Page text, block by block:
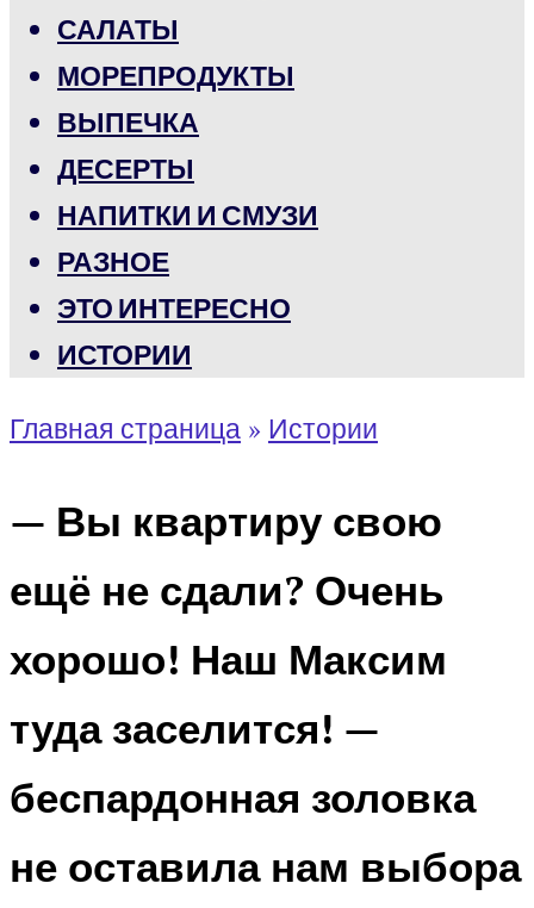
САЛАТЫ
МОРЕПРОДУКТЫ
ВЫПЕЧКА
ДЕСЕРТЫ
НАПИТКИ И СМУЗИ
РАЗНОЕ
ЭТО ИНТЕРЕСНО
ИСТОРИИ
Главная страница » Истории
— Вы квартиру свою
ещё не сдали? Очень
хорошо! Наш Максим
туда заселится! —
беспардонная золовка
не оставила нам выбора